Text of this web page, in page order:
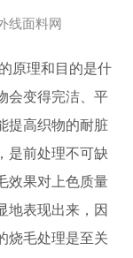
线面料网
原理和目的是什
会变得完洁、平
提高织物的耐脏
是前处理不可缺
效果对上色质量
地表现出来，因
烧毛处理是至关